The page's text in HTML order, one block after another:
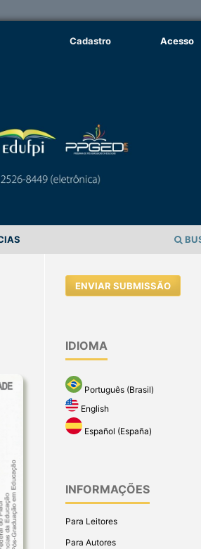
Cadastro Acesso
ENVIAR SUBMISSÃO
IDIOMA
Português (Brasil)
English
Español (España)
INFORMAÇÕES
Para Leitores
Para Autores